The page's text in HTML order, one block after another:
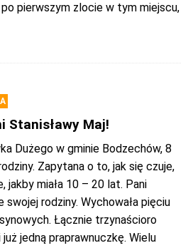
pierwszym zlocie w tym miejscu,
Stanisławy Maj!
Dużego w gminie Bodzechów, 8
Zapytana o to, jak się czuje,
jakby miała 10 – 20 lat. Pani
swojej rodziny. Wychowała pięciu
Łącznie trzynaścioro
jedną praprawnuczkę. Wielu